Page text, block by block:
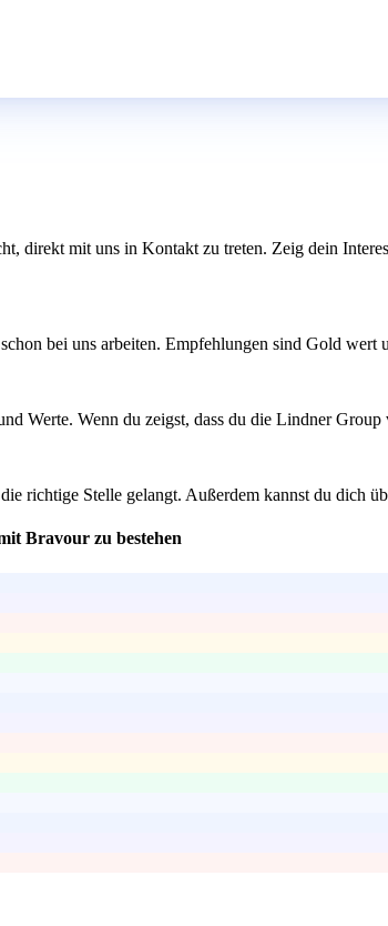
direkt mit uns in Kontakt zu treten. Zeig dein
bei uns arbeiten. Empfehlungen sind Gold
Werte. Wenn du zeigst, dass du die Lindner
richtige Stelle gelangt. Außerdem kannst du dich
Bravour zu bestehen